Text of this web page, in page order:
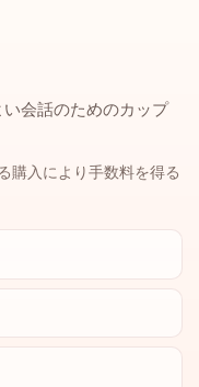
会話のためのカップ
購入により手数料を得る